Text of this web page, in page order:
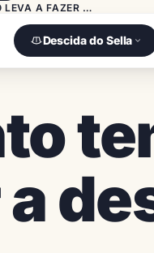
Descida do Sella
QUANTO TEMPO LEVA A FAZER A DESCIDA DO SELLA